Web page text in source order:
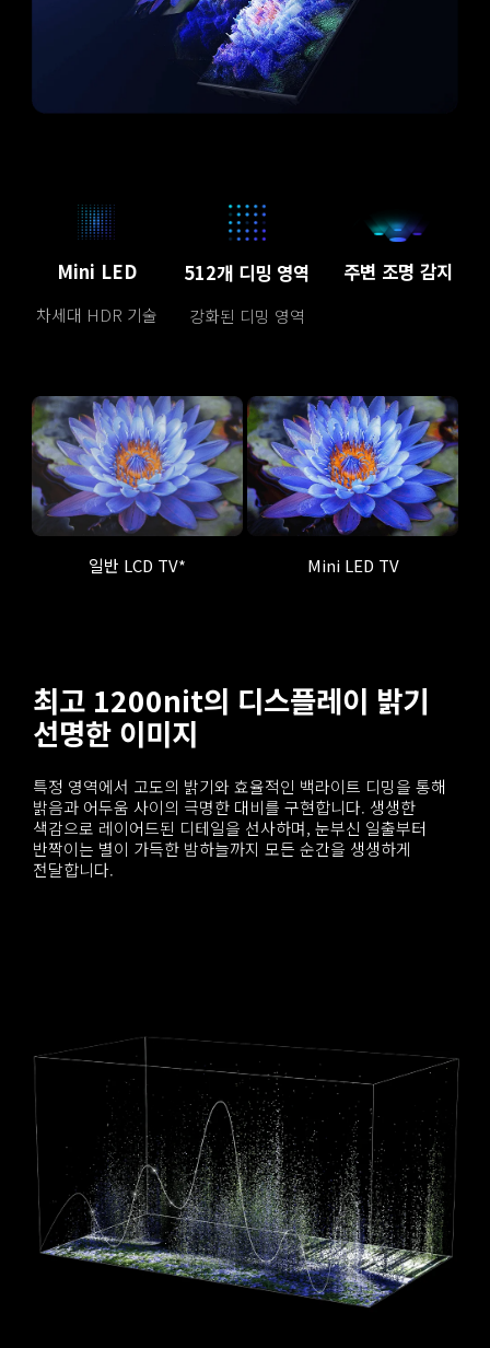
Mini LED
차세대 HDR 기술
512개 디밍 영역
강화된 디밍 영역
주변 조명 감지
일반 LCD TV* Mini LED TV
최고 1200nit의 디스플레이 밝기
선명한 이미지
특정 영역에서 고도의 밝기와 효율적인 백라이트 디밍을 통해
밝음과 어두움 사이의 극명한 대비를 구현합니다. 생생한
색감으로 레이어드된 디테일을 선사하며, 눈부신 일출부터
반짝이는 별이 가득한 밤하늘까지 모든 순간을 생생하게
전달합니다.